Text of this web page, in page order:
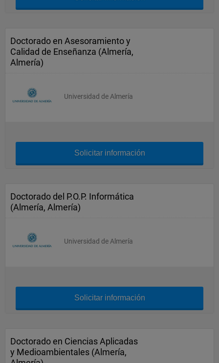
Doctorado en Asesoramiento y
Calidad de Enseñanza (Almería,
Almería)
Universidad de Almería
Solicitar información
Doctorado del P.O.P. Informática
(Almería, Almería)
Universidad de Almería
Solicitar información
Doctorado en Ciencias Aplicadas
y Medioambientales (Almería,